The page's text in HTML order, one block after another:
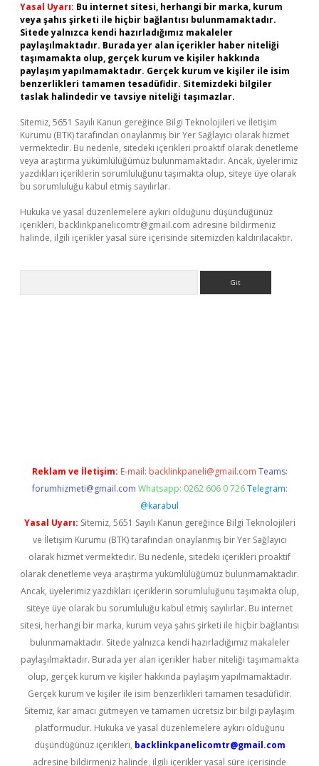
Yasal Uyarı: Bu internet sitesi, herhangi bir marka, kurum
veya şahıs şirketi ile hiçbir bağlantısı bulunmamaktadır.
Sitede yalnızca kendi hazırladığımız makaleler
paylaşılmaktadır. Burada yer alan içerikler haber niteliği
taşımamakta olup, gerçek kurum ve kişiler hakkında
paylaşım yapılmamaktadır. Gerçek kurum ve kişiler ile isim
benzerlikleri tamamen tesadüfidir. Sitemizdeki bilgiler
taslak halindedir ve tavsiye niteliği taşımazlar.
Sitemiz, 5651 Sayılı Kanun gereğince Bilgi Teknolojileri ve İletişim
Kurumu (BTK) tarafından onaylanmış bir Yer Sağlayıcı olarak hizmet
vermektedir. Bu nedenle, sitedeki içerikleri proaktif olarak denetleme
veya araştırma yükümlülüğümüz bulunmamaktadır. Ancak, üyelerimiz
yazdıkları içeriklerin sorumluluğunu taşımakta olup, siteye üye olarak
bu sorumluluğu kabul etmiş sayılırlar.
Hukuka ve yasal düzenlemelere aykırı olduğunu düşündüğünüz
içerikleri, backlinkpanelicomtr@gmail.com adresine bildirmeniz
halinde, ilgili içerikler yasal süre içerisinde sitemizden kaldırılacaktır.
Reklam ve İletişim: E-mail: backlinkpaneli@gmail.com Teams:
forumhizmeti@gmail.com Whatsapp: 0262 606 0 726 Telegram:
@karabul
Yasal Uyarı: Sitemiz, 5651 Sayılı Kanun gereğince Bilgi Teknolojileri
ve İletişim Kurumu (BTK) tarafından onaylanmış bir Yer Sağlayıcı
olarak hizmet vermektedir. Bu nedenle, sitedeki içerikleri proaktif
olarak denetleme veya araştırma yükümlülüğümüz bulunmamaktadır.
Ancak, üyelerimiz yazdıkları içeriklerin sorumluluğunu taşımakta olup,
siteye üye olarak bu sorumluluğu kabul etmiş sayılırlar. Bu internet
sitesi, herhangi bir marka, kurum veya şahıs şirketi ile hiçbir bağlantısı
bulunmamaktadır. Sitede yalnızca kendi hazırladığımız makaleler
paylaşılmaktadır. Burada yer alan içerikler haber niteliği taşımamakta
olup, gerçek kurum ve kişiler hakkında paylaşım yapılmamaktadır.
Gerçek kurum ve kişiler ile isim benzerlikleri tamamen tesadüfidir.
Sitemiz, kar amacı gütmeyen ve tamamen ücretsiz bir bilgi paylaşım
platformudur. Hukuka ve yasal düzenlemelere aykırı olduğunu
düşündüğünüz içerikleri, backlinkpanelicomtr@gmail.com
adresine bildirmeniz halinde, ilgili içerikler yasal süre içerisinde